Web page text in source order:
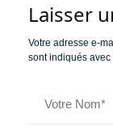
Laisser
Votre adresse e-
sont indiqués avec